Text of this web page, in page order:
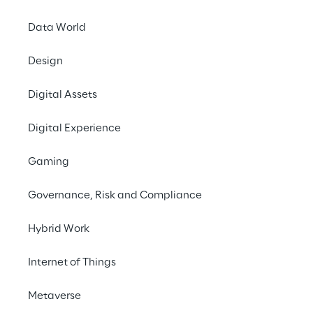
Data World
Design
Digital Assets
Digital Experience
Gaming
Governance, Risk and Compliance
Hybrid Work
Internet of Things
Metaverse
Die
In den
Pandemie
und
Auswirkungen auf
Reply